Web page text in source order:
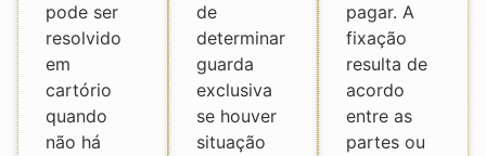
pode ser
resolvido
em
cartório
quando
não há
de
determinar
guarda
exclusiva
se houver
situação
pagar. A
fixação
resulta de
acordo
entre as
partes ou